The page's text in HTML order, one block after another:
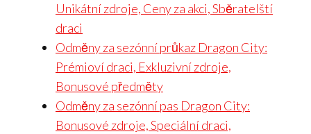
Unikátní zdroje, Ceny za akci, Sběratelští
draci
Odměny za sezónní průkaz Dragon City:
Prémioví draci, Exkluzivní zdroje,
Bonusové předměty
Odměny za sezónní pas Dragon City:
Bonusové zdroje, Speciální draci,